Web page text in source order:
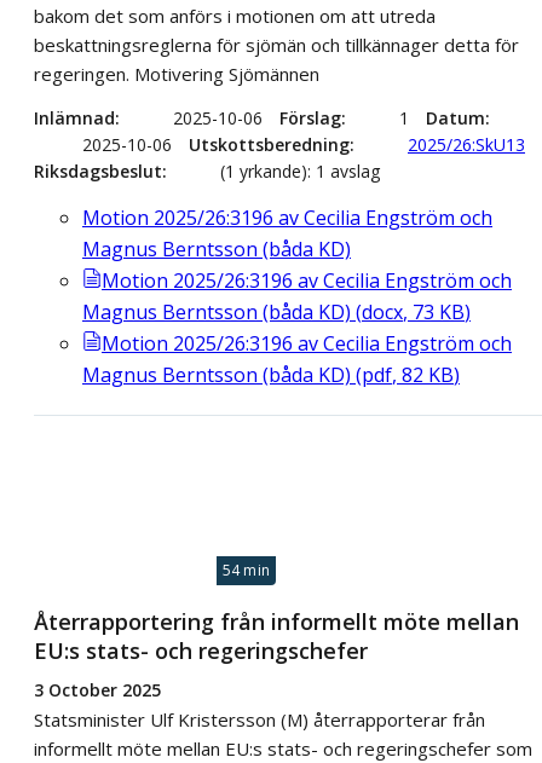
bakom det som anförs i motionen om att utreda
beskattningsreglerna för sjömän och tillkännager detta för
regeringen. Motivering Sjömännen
Inlämnad 2025-10-06 Förslag 1
Datum
2025-10-06
Utskottsberedning
2025/26:SkU13
Riksdagsbeslut
(1 yrkande): 1 avslag
Motion 2025/26:3196 av Cecilia Engström och
Magnus Berntsson (båda KD)
Motion 2025/26:3196 av Cecilia Engström och
Magnus Berntsson (båda KD) (docx, 73 KB)
Motion 2025/26:3196 av Cecilia Engström och
Magnus Berntsson (båda KD) (pdf, 82 KB)
54 min
Återrapportering från informellt möte mellan
EU:s stats- och regeringschefer
3 October 2025
Statsminister Ulf Kristersson (M) återrapporterar från
informellt möte mellan EU:s stats- och regeringschefer som